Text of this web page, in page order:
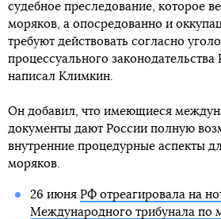
судебное преследование, которое
моряков, а опосредованно и
требуют действовать согласно
процессуального
написал Климкин.
Он добавил, что имеющиеся
документы дают России полную
внутренние процедурные аспекты
моряков.
26 июня РФ отреагировала на
Международного трибунала по